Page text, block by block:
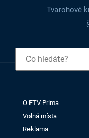
Tvarohové
O FTV Prima
Volná místa
Reklama